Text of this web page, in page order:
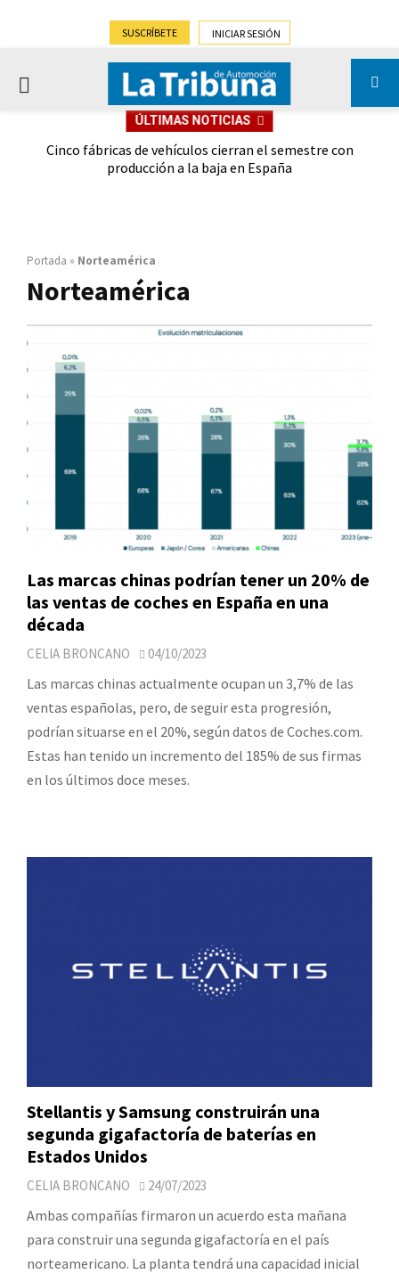
SUSCRÍBETE INICIAR SESIÓN
PRIMARY
ÚLTIMAS NOTICIAS
Cinco fábricas de vehículos cierran el semestre con
producción a la baja en España
Portada » Norteamérica
Norteamérica
Las marcas chinas podrían tener un 20% de
las ventas de coches en España en una
década
CELIA BRONCANO 04/10/2023
Las marcas chinas actualmente ocupan un 3,7% de las
ventas españolas, pero, de seguir esta progresión,
podrían situarse en el 20%, según datos de Coches.com.
Estas han tenido un incremento del 185% de sus firmas
en los últimos doce meses.
Stellantis y Samsung construirán una
segunda gigafactoría de baterías en
Estados Unidos
CELIA BRONCANO 24/07/2023
Ambas compañías firmaron un acuerdo esta mañana
para construir una segunda gigafactoría en el país
norteamericano. La planta tendrá una capacidad inicial